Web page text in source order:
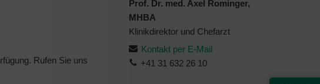
Rufen Sie uns
Prof. Dr. med. Axel Rominger,
MHBA
Klinikdirektor und Chefarzt
Kontakt per E-Mail
+41 31 632 26 10